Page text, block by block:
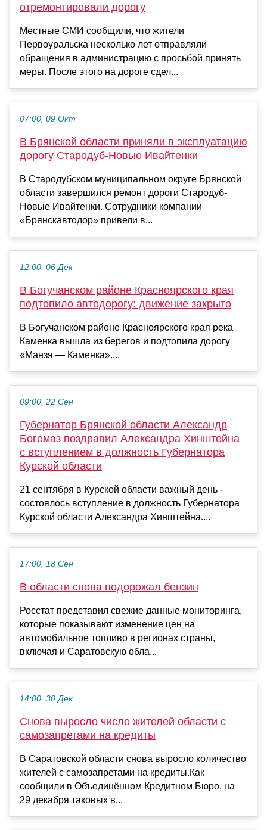
отремонтировали дорогу
Местные СМИ сообщили, что жители
Первоуральска несколько лет отправляли
обращения в администрацию с просьбой принять
меры. После этого на дороге сдел...
07:00, 09 Окт
В Брянской области приняли в эксплуатацию
дорогу Стародуб-Новые Ивайтенки
В Стародубском муниципальном округе Брянской
области завершился ремонт дороги Стародуб-
Новые Ивайтенки. Сотрудники компании
«Брянскавтодор» привели в...
12:00, 06 Дек
В Богучанском районе Красноярского края
подтопило автодорогу: движение закрыто
В Богучанском районе Красноярского края река
Каменка вышла из берегов и подтопила дорогу
«Манзя — Каменка»....
09:00, 22 Сен
Губернатор Брянской области Александр
Богомаз поздравил Александра Хинштейна
с вступлением в должность Губернатора
Курской области
21 сентября в Курской области важный день -
состоялось вступление в должность Губернатора
Курской области Александра Хинштейна....
17:00, 18 Сен
В области снова подорожал бензин
Росстат представил свежие данные мониторинга,
которые показывают изменение цен на
автомобильное топливо в регионах страны,
включая и Саратовскую обла...
14:00, 30 Дек
Снова выросло число жителей области с
самозапретами на кредиты
В Саратовской области снова выросло количество
жителей с самозапретами на кредиты.Как
сообщили в Объединённом Кредитном Бюро, на
29 декабря таковых в...